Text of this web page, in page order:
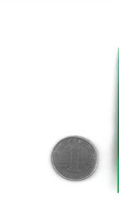
CIRCA